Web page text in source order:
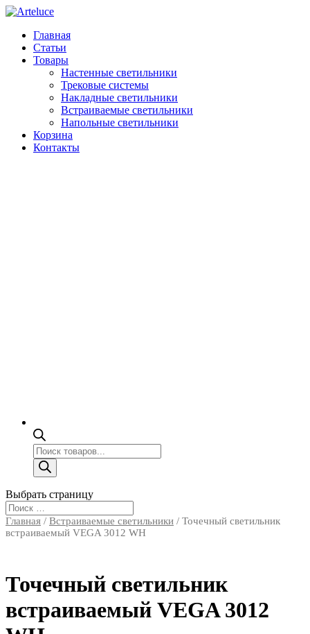
Главная
Статьи
Товары
Настенные светильники
Трековые системы
Накладные светильники
Встраиваемые светильники
Напольные светильники
Корзина
Контакты
Поиск
товаров
Выбрать страницу
Главная / Встраиваемые светильники / Точечный светильник
встраиваемый VEGA 3012 WH
Точечный светильник
встраиваемый VEGA 3012